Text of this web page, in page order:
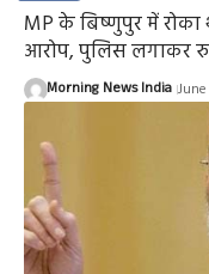
MP के बिष्णुपुर में रोका
आरोप, पुलिस लगाकर
Morning News India